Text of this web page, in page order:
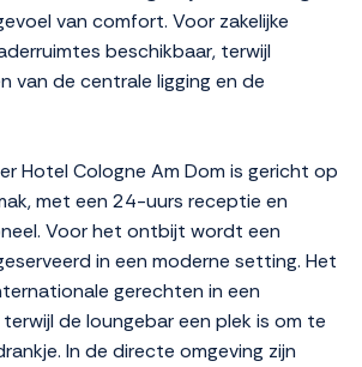
van comfort. Voor zakelijke
beschikbaar, terwijl
van de centrale ligging en de
Hotel Cologne Am Dom is gericht op
met een 24-uurs receptie en
Voor het ontbijt wordt een
in een moderne setting. Het
gerechten in een
de loungebar een plek is om te
In de directe omgeving zijn